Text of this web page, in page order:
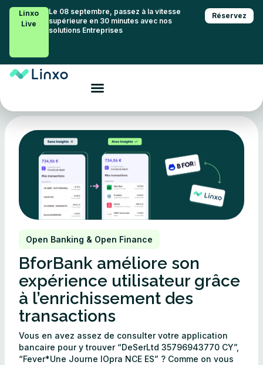
Linxo
Live
Le 08 septembre, passez à la vitesse
supérieure en 30 minutes avec nos
solutions Entreprises
Réservez
Open Banking & Open Finance
BforBank améliore son
expérience utilisateur grâce
à l’enrichissement des
transactions
Vous en avez assez de consulter votre application
bancaire pour y trouver “DeSerLtd 35796943770 CY”,
“Fever*Une Journe lOpra NCE ES” ? Comme on vous